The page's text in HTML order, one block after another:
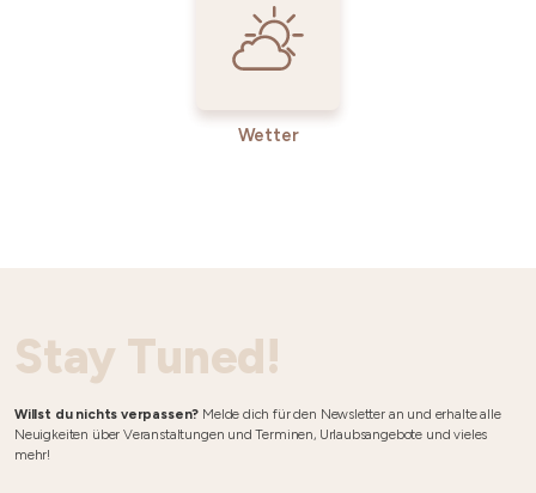
Wetter
Stay Tuned!
Willst du nichts verpassen? Melde dich für den Newsletter an und erhalte alle
Neuigkeiten über Veranstaltungen und Terminen, Urlaubsangebote und vieles
mehr!